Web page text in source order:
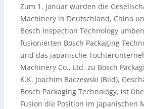
Zum 1. Januar wurden die
Machinery in Deutschland, China
Bosch Inspection Technology
fusionierten Bosch Packaging
und das japanische
Machinery Co., Ltd. zu Bosch
K.K. Joachim Baczewski (Bild),
Bosch Packaging Technology, ist
Fusion die Position im japanischen